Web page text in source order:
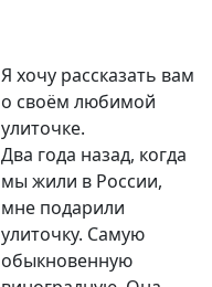
Я хочу рассказать вам
о своём любимой
улиточке.
Два года назад, когда
мы жили в России,
мне подарили
улиточку. Самую
обыкновенную